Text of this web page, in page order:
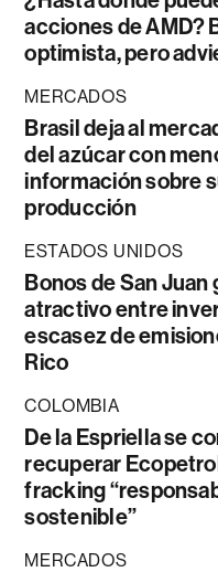
acciones de AMD?
optimista, pero
MERCADOS
Brasil deja al
del azúcar con
información sobre
producción
ESTADOS UNIDOS
Bonos de San Juan
atractivo entre
escasez de
Rico
COLOMBIA
De la Espriella se
recuperar
fracking
sostenible”
MERCADOS